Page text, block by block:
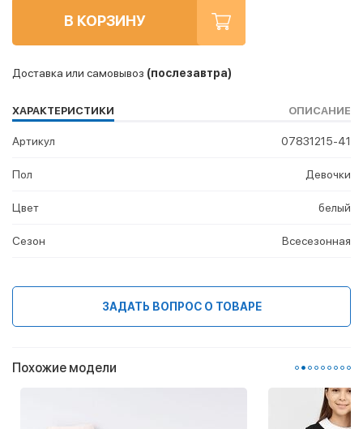
В КОРЗИНУ
Доставка или самовывоз (послезавтра)
ХАРАКТЕРИСТИКИ ОПИСАНИЕ
Артикул 07831215-41
Пол Девочки
Цвет белый
Сезон Всесезонная
ЗАДАТЬ ВОПРОС О ТОВАРЕ
Похожие модели